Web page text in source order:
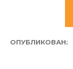
ОПУБЛИКОВАН: